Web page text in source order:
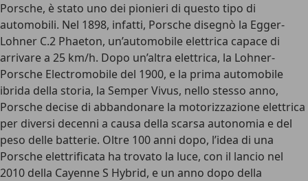
Porsche, è stato uno dei pionieri di questo tipo di
automobili. Nel 1898, infatti, Porsche disegnò la Egger-
Lohner C.2 Phaeton, un’automobile elettrica capace di
arrivare a 25 km/h. Dopo un’altra elettrica, la Lohner-
Porsche Electromobile del 1900, e la prima automobile
ibrida della storia, la Semper Vivus, nello stesso anno,
Porsche decise di abbandonare la motorizzazione elettrica
per diversi decenni a causa della scarsa autonomia e del
peso delle batterie. Oltre 100 anni dopo, l’idea di una
Porsche elettrificata ha trovato la luce, con il lancio nel
2010 della Cayenne S Hybrid, e un anno dopo della